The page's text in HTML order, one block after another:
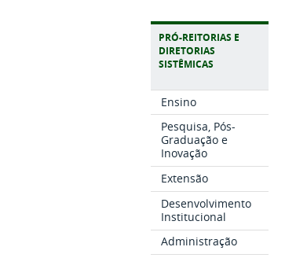
PRÓ-REITORIAS E
DIRETORIAS
SISTÊMICAS
Ensino
Pesquisa, Pós-
Graduação e
Inovação
Extensão
Desenvolvimento
Institucional
Administração